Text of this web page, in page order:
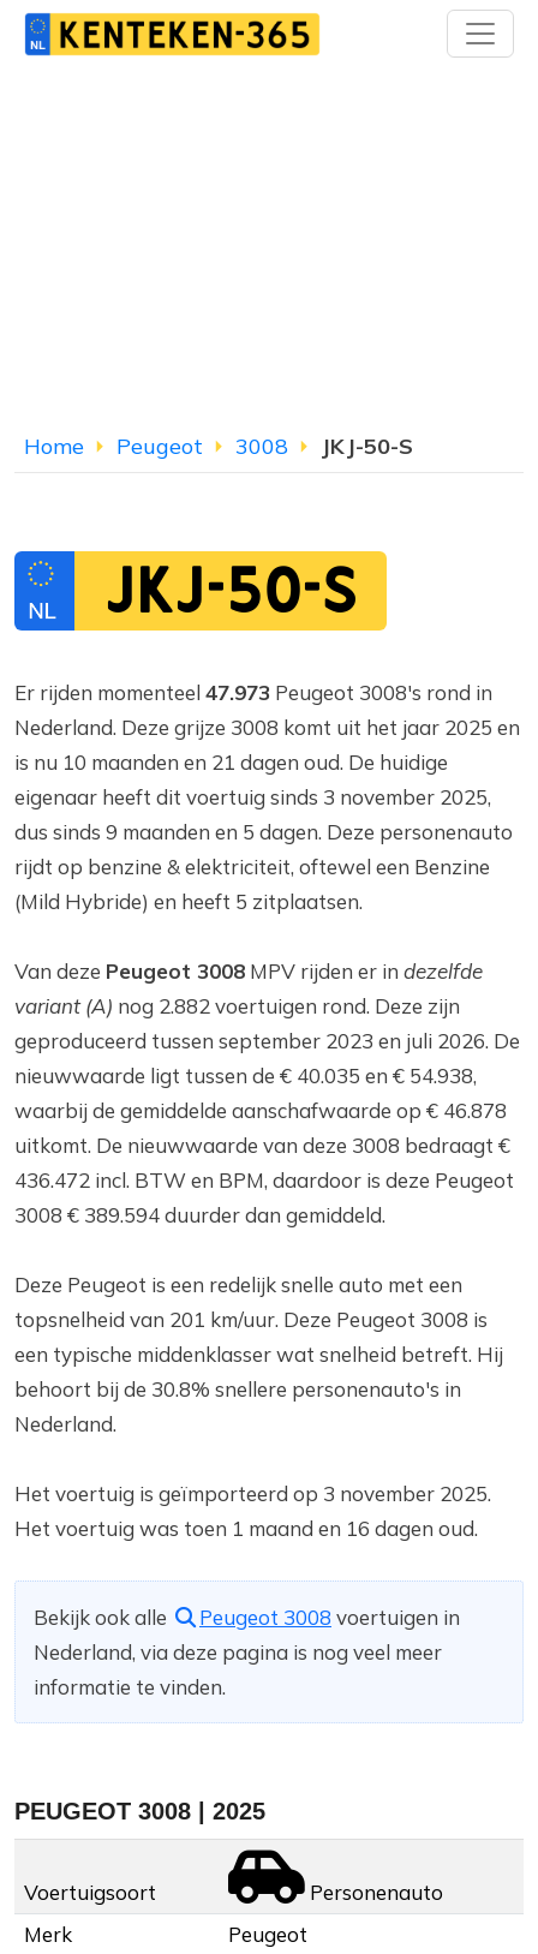
Home Peugeot 3008 JKJ-50-S
JKJ-50-S
Er rijden momenteel 47.973 Peugeot 3008's rond in
Nederland. Deze grijze 3008 komt uit het jaar 2025 en
is nu 10 maanden en 21 dagen oud. De huidige
eigenaar heeft dit voertuig sinds 3 november 2025,
dus sinds 9 maanden en 5 dagen. Deze personenauto
rijdt op benzine & elektriciteit, oftewel een Benzine
(Mild Hybride) en heeft 5 zitplaatsen.
Van deze Peugeot 3008 MPV rijden er in dezelfde
variant (A) nog 2.882 voertuigen rond. Deze zijn
geproduceerd tussen september 2023 en juli 2026. De
nieuwwaarde ligt tussen de € 40.035 en € 54.938,
waarbij de gemiddelde aanschafwaarde op € 46.878
uitkomt. De nieuwwaarde van deze 3008 bedraagt €
436.472 incl. BTW en BPM, daardoor is deze Peugeot
3008 € 389.594 duurder dan gemiddeld.
Deze Peugeot is een redelijk snelle auto met een
topsnelheid van 201 km/uur. Deze Peugeot 3008 is
een typische middenklasser wat snelheid betreft. Hij
behoort bij de 30.8% snellere personenauto's in
Nederland.
Het voertuig is geïmporteerd op 3 november 2025.
Het voertuig was toen 1 maand en 16 dagen oud.
Bekijk ook alle Peugeot 3008 voertuigen in
Nederland, via deze pagina is nog veel meer
informatie te vinden.
PEUGEOT 3008 | 2025
Voertuigsoort
Personenauto
Merk
Peugeot